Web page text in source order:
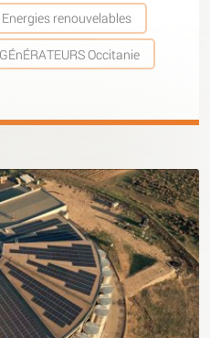
Energies renouvelables
Occitanie